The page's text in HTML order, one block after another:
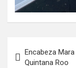
de
Encabeza
Quintana Roo